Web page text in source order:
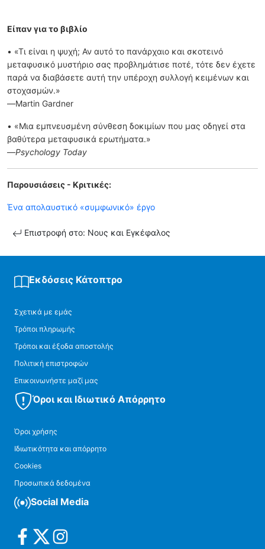
Είπαν για το βιβλίο
• «Τι είναι η ψυχή; Αν αυτό το πανάρχαιο και σκοτεινό
μεταφυσικό μυστήριο σας προβλημάτισε ποτέ, τότε δεν έχετε
παρά να διαβάσετε αυτή την υπέροχη συλλογή κειμένων και
στοχασμών.»
—Martin Gardner
• «Μια εμπνευσμένη σύνθεση δοκιμίων που μας οδηγεί στα
βαθύτερα μεταφυσικά ερωτήματα.»
—Psychology Today
Παρουσιάσεις - Κριτικές:
Ένα απολαυστικό «συμφωνικό» έργο
Επιστροφή στο: Νους και Εγκέφαλος
Εκδόσεις Κάτοπτρο
Σχετικά με εμάς
Τρόποι πληρωμής
Τρόποι και έξοδα αποστολής
Πολιτική επιστροφών
Επικοινωνήστε μαζί μας
Όροι και Ιδιωτικό Απόρρητο
Όροι χρήσης
Ιδιωτικότητα και απόρρητο
Cookies
Προσωπικά δεδομένα
Social Media